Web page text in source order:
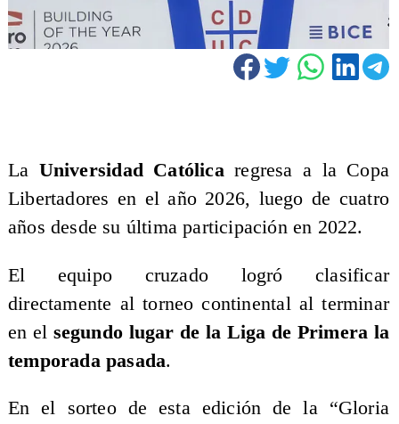
La Universidad Católicaregresa a la Copa
Libertadores en el año 2026, luego de cuatro
años desde su última participación en 2022.
El equipo cruzado logró clasificar
directamente al torneo continental al terminar
en el segundo lugar de la Liga de Primera la
temporada pasada.
En el sorteo de esta edición de la “Gloria